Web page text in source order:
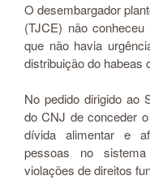
O desembargador
(TJCE) não
que não havia
distribuição do habeas
No pedido dirigido ao
do CNJ de conceder
dívida alimentar e
pessoas no
violações de direitos